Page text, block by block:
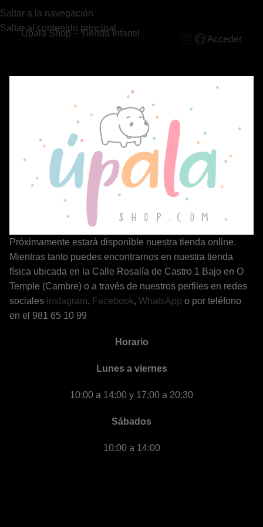
Saltar a la navegación
Saltar al contenido principal
Úpala Shop – Tienda Infantil
Acceder
Próximamente estará disponible nuestra tienda online.
Mientras tanto puedes encontrarnos en nuestra tienda
física ubicada en la Calle Rosalía de Castro 1 Bajo en O
Temple (Cambre) o a través de nuestros perfiles en redes
sociales Instagram, Facebook, WhatsApp o por teléfono
en el 981 65 10 99
Horario
Lunes a viernes
10:00 a 14:00 y 17:00 a 20:30
Sábados
10:00 a 14:00